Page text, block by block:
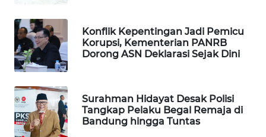
Konflik Kepentingan Jadi Pemicu
Korupsi, Kementerian PANRB
Dorong ASN Deklarasi Sejak Dini
Surahman Hidayat Desak Polisi
Tangkap Pelaku Begal Remaja di
Bandung hingga Tuntas
WAHANA
SPORT
WAHANA
WAHANA
SELEB